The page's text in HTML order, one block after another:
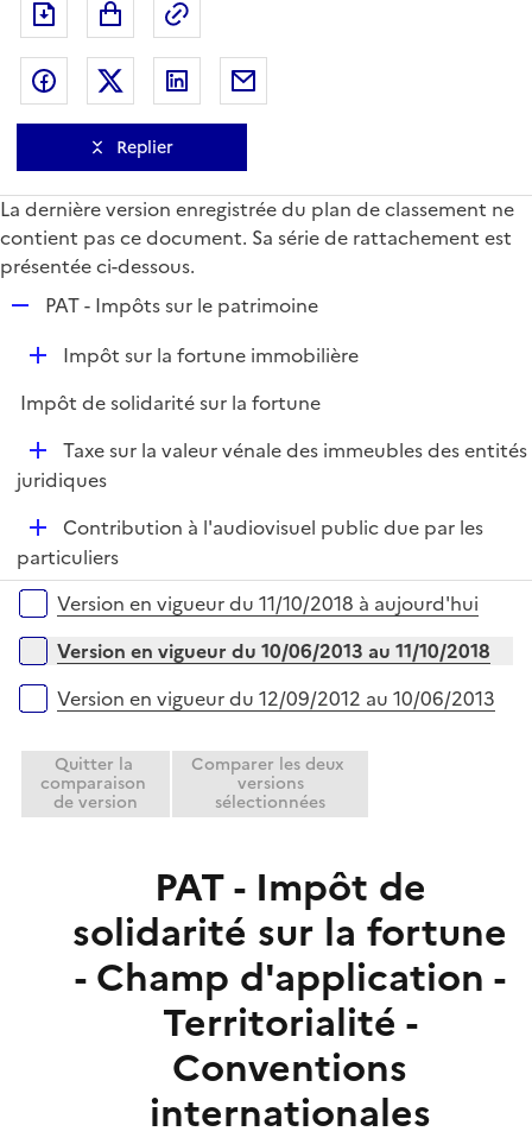
Exporter le document au format pdf
Partager sur Facebook
Partager sur Twitter
Partager sur LinkedIn
Replier
La dernière version enregistrée du plan de classement ne
contient pas ce document. Sa série de rattachement est
présentée ci-dessous.
p
i
e
r
PAT - Impôts sur le patrimoine
D
p
i
e
Impôt sur la fortune immobilière
Impôt de solidarité sur la fortune
D
é
i
e
r
Taxe sur la valeur vénale des immeubles des entités
juridiques
D
é
p
e
r
Contribution à l'audiovisuel public due par les
particuliers
Versions sur la période
Version en vigueur du 11/10/2018 à aujourd'hui
Version en vigueur du 10/06/2013 au 11/10/2018
Version en vigueur du 12/09/2012 au 10/06/2013
Quitter la
comparaison
de version
Comparer les deux
versions
sélectionnées
PAT - Impôt de
solidarité sur la fortune
- Champ d'application -
Territorialité -
Conventions
internationales